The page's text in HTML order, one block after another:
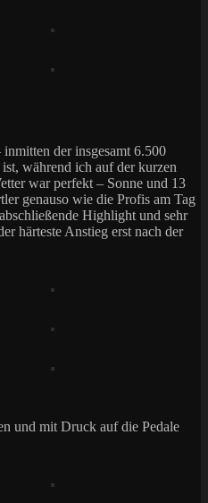
der insgesamt 6.500
während ich auf der kurzen
war perfekt – Sonne und 13
genauso wie die Profis am Tag
Highlight und sehr
härteste Anstieg erst nach der
und mit Druck auf die Pedale